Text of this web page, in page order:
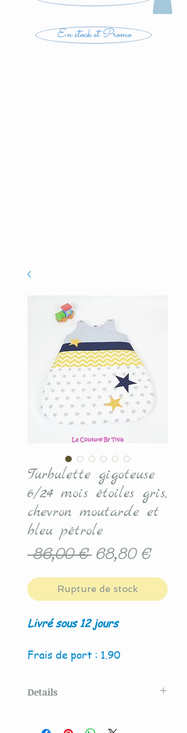
En stock et Promo
Turbulette gigoteuse
6/24 mois étoiles gris,
chevron moutarde et
bleu pétrole
86,00 € Prix
68,80 €Prix
Rupture de stock
Livré sous 12 jours
Frais de port : 1.90
Details